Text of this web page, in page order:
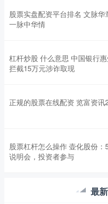
股票实盘配资平台排名 文脉华
一脉中华情
杠杆炒股 什么意思 中国银行
拦截15万元涉诈取现
正规的股票在线配资 览富资讯
股票杠杆怎么操作 壶化股份
说明会，投资者参与
最